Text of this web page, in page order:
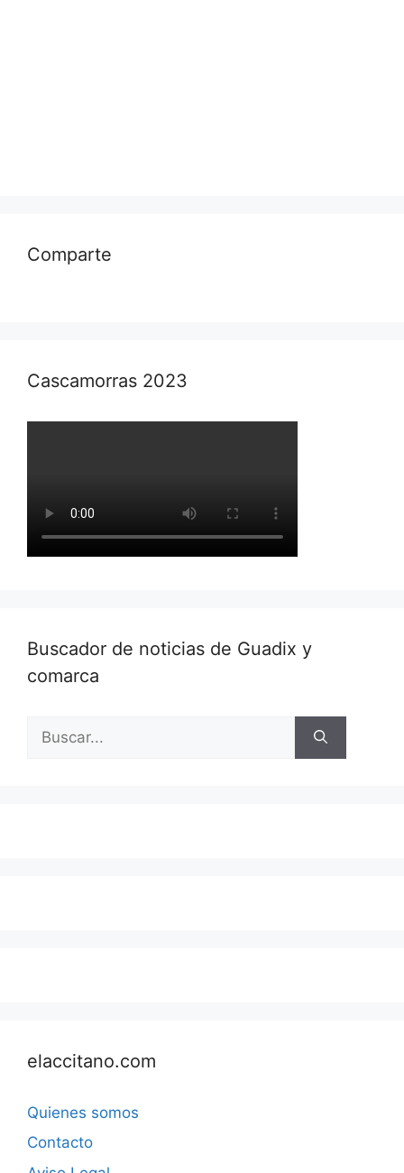
Comparte
Cascamorras 2023
Buscador de noticias de Guadix y
comarca
elaccitano.com
Quienes somos
Contacto